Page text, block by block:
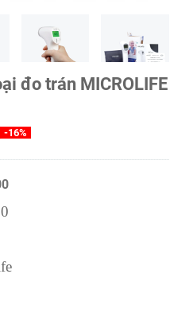
đo trán MICROLIFE
-16%